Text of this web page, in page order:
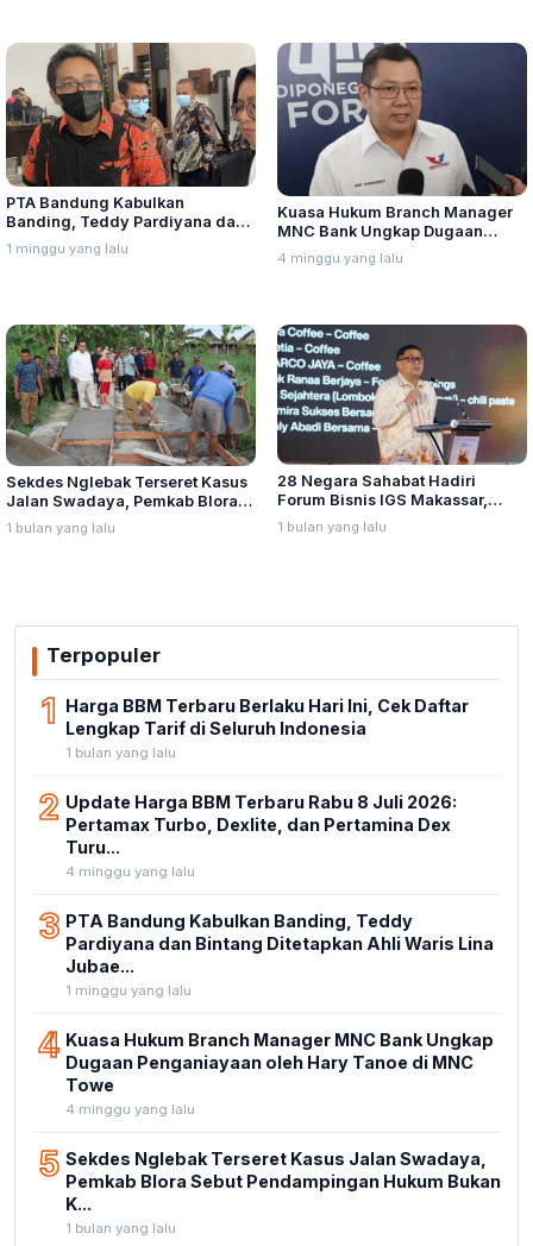
PTA Bandung Kabulkan
Banding, Teddy Pardiyana dan
Bintang Ditetapkan Ahli Waris
Lina Jubaedah
1 minggu yang lalu
Kuasa Hukum Branch Manager
MNC Bank Ungkap Dugaan
Penganiayaan oleh Hary Tanoe
di MNC Towe
4 minggu yang lalu
Sekdes Nglebak Terseret Kasus
Jalan Swadaya, Pemkab Blora
Sebut Pendampingan Hukum
Bukan Kewenangannya
1 bulan yang lalu
28 Negara Sahabat Hadiri
Forum Bisnis IGS Makassar,
Munafri Tawarkan Investasi
Stadion Untia
1 bulan yang lalu
Terpopuler
1
Harga BBM Terbaru Berlaku Hari Ini, Cek Daftar
Lengkap Tarif di Seluruh Indonesia
1 bulan yang lalu
2 Update Harga BBM Terbaru Rabu 8 Juli 2026:
Pertamax Turbo, Dexlite, dan Pertamina Dex
Turu...
4 minggu yang lalu
3 PTA Bandung Kabulkan Banding, Teddy
Pardiyana dan Bintang Ditetapkan Ahli Waris Lina
Jubae...
1 minggu yang lalu
4 Kuasa Hukum Branch Manager MNC Bank Ungkap
Dugaan Penganiayaan oleh Hary Tanoe di MNC
Towe
4 minggu yang lalu
5 Sekdes Nglebak Terseret Kasus Jalan Swadaya,
Pemkab Blora Sebut Pendampingan Hukum Bukan
K...
1 bulan yang lalu